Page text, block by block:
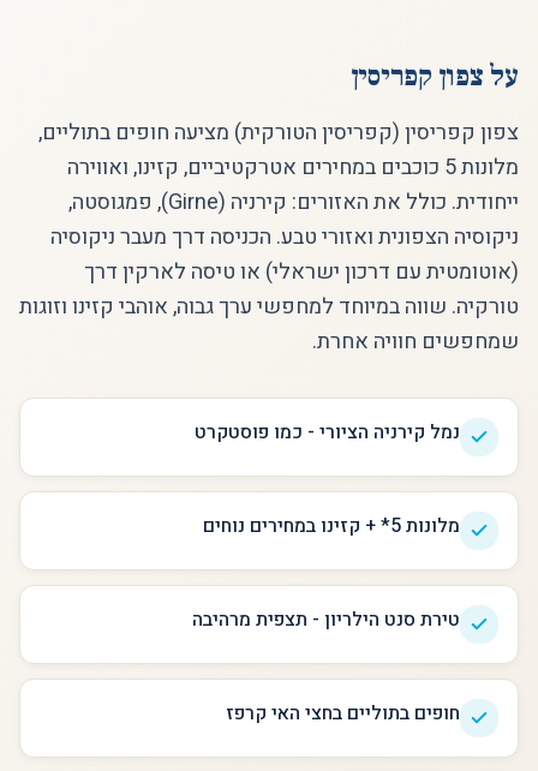
עלצפון קפריסין
צפון קפריסין (קפריסין הטורקית) מציעה חופים בתוליים,
מלונות 5 כוכבים במחירים אטרקטיביים, קזינו, ואווירה
ייחודית. כולל את האזורים: קירניה (Girne), פמגוסטה,
ניקוסיה הצפונית ואזורי טבע. הכניסה דרך מעבר ניקוסיה
(אוטומטית עם דרכון ישראלי) או טיסה לארקין דרך
טורקיה. שווה במיוחד למחפשי ערך גבוה, אוהבי קזינו וזוגות
שמחפשים חוויה אחרת.
נמל קירניה הציורי - כמו פוסטקרט
מלונות 5* + קזינו במחירים נוחים
טירת סנט הילריון - תצפית מרהיבה
חופים בתוליים בחצי האי קרפז